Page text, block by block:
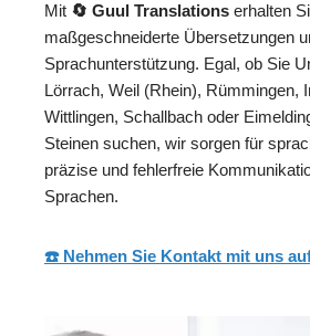
Mit 🔄 Guul Translations erhalten
maßgeschneiderte Übersetzungen
Sprachunterstützung. Egal, ob Sie
Lörrach, Weil (Rhein), Rümmingen,
Wittlingen, Schallbach oder
Steinen suchen, wir sorgen für
präzise und fehlerfreie
Sprachen.
☎️ Nehmen Sie Kontakt mit uns